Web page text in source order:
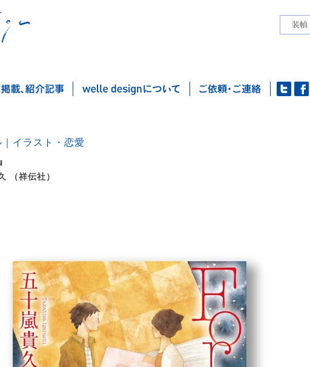
｜イラスト・恋愛
（祥伝社）